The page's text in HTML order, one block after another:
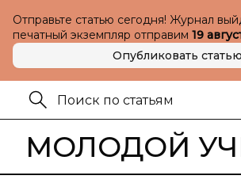
Отправьте статью сегодня! Журнал
печатный экземпляр отправим 19
Опубликовать статью
МОЛОДОЙ